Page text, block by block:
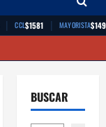
| CCL$1581 | MAYORISTA
BUSCAR